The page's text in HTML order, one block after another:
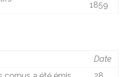
1859
Date